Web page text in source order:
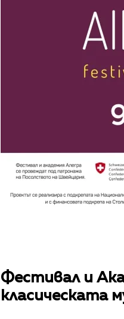
Фестивал и
класическата